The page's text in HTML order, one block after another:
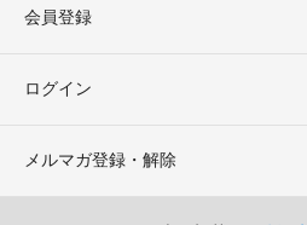
会員登録
ログイン
メルマガ登録・解除